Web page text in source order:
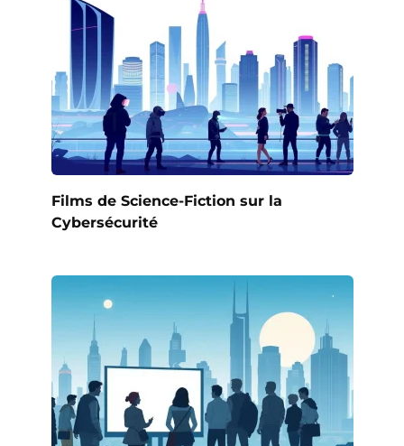
Films de Science-Fiction sur la
Cybersécurité